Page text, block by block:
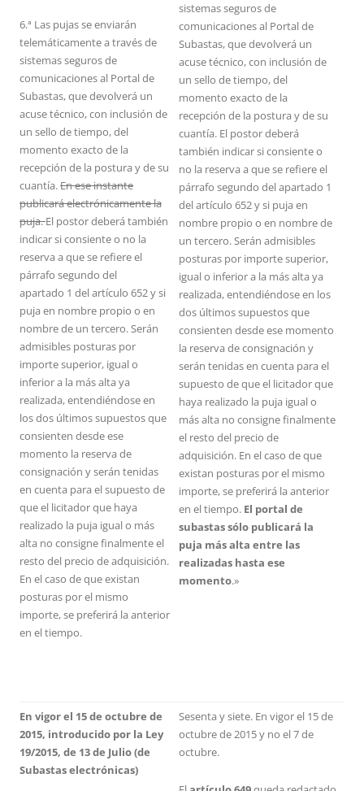
6.ª Las pujas se enviarán
telemáticamente a través de
sistemas seguros de
comunicaciones al Portal de
Subastas, que devolverá un
acuse técnico, con inclusión de
un sello de tiempo, del
momento exacto de la
recepción de la postura y de su
cuantía.En ese instante
publicará electrónicamente la
puja.El postor deberá también
indicar si consiente o no la
reserva a que se refiere el
párrafo segundo del
apartado 1 del artículo 652 y si
puja en nombre propio o en
nombre de un tercero. Serán
admisibles posturas por
importe superior, igual o
inferior a la más alta ya
realizada, entendiéndose en
los dos últimos supuestos que
consienten desde ese
momento la reserva de
consignación y serán tenidas
en cuenta para el supuesto de
que el licitador que haya
realizado la puja igual o más
alta no consigne finalmente el
resto del precio de adquisición.
En el caso de que existan
posturas por el mismo
importe, se preferirá la anterior
en el tiempo.
sistemas seguros de
comunicaciones al Portal de
Subastas, que devolverá un
acuse técnico, con inclusión de
un sello de tiempo, del
momento exacto de la
recepción de la postura y de su
cuantía. El postor deberá
también indicar si consiente o
no la reserva a que se refiere el
párrafo segundo del apartado 1
del artículo 652 y si puja en
nombre propio o en nombre de
un tercero. Serán admisibles
posturas por importe superior,
igual o inferior a la más alta ya
realizada, entendiéndose en los
dos últimos supuestos que
consienten desde ese momento
la reserva de consignación y
serán tenidas en cuenta para el
supuesto de que el licitador que
haya realizado la puja igual o
más alta no consigne finalmente
el resto del precio de
adquisición. En el caso de que
existan posturas por el mismo
importe, se preferirá la anterior
en el tiempo. El portal de
subastas sólo publicará la
puja más alta entre las
realizadas hasta ese
momento.»
En vigor el 15 de octubre de
2015, introducido por la Ley
19/2015, de 13 de Julio (de
Subastas electrónicas)
Sesenta y siete. En vigor el 15 de
octubre de 2015 y no el 7 de
octubre.